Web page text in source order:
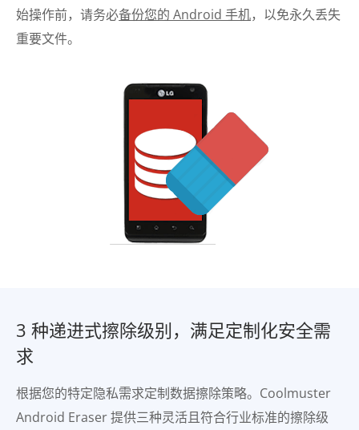
始操作前，请务必备份您的 Android 手机，以免永久丢失
重要文件。
3 种递进式擦除级别，满足定制化安全需
求
根据您的特定隐私需求定制数据擦除策略。Coolmuster
Android Eraser 提供三种灵活且符合行业标准的擦除级